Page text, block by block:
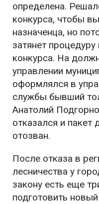
определена.
конкурса, чтобы
назначенца, но
затянет
конкурса. На
управлении
оформлялся в
службы бывший
Анатолий
отказался и пакет
отозван.
После отказа в
лесничества у
закону есть еще
подготовить